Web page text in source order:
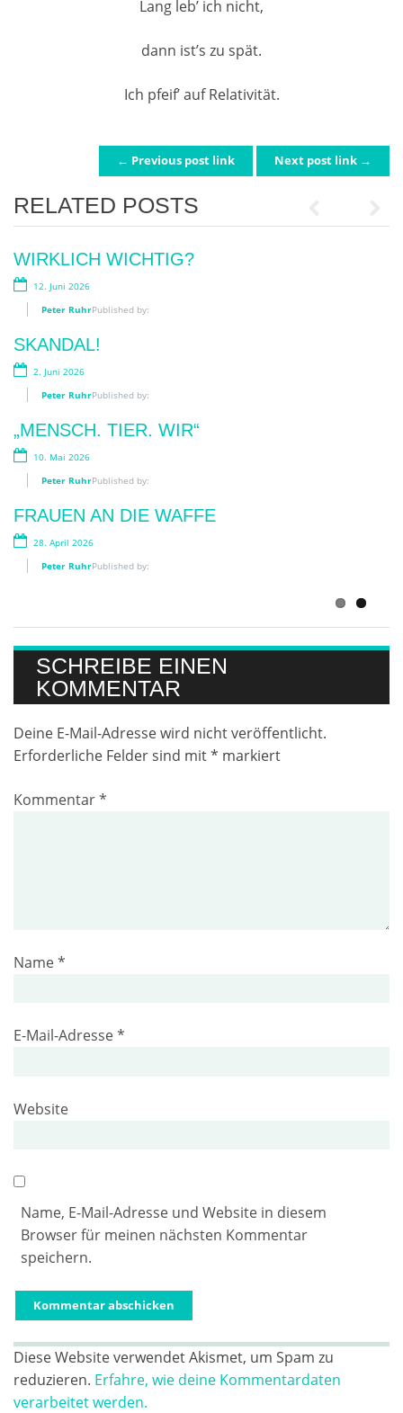
Lang leb’ ich nicht,
dann ist’s zu spät.
Ich pfeif’ auf Relativität.
POST NAVIGATION
← Previous post link Next post link →
RELATED POSTS
GEBEN IST SELIGER ALS NEHMEN!
7. August 2026
Published by:
Peter Ruhr
„BIMBI EDUCATI“!
29. Juli 2026
Published by:
Peter Ruhr
BLUMENZAUBER AN DER OOS:
BLOOM-APP? BLOOM UP!
LESEN IM SCHATTEN
WIRKLICH WICHTIG?
12. Juni 2026
Published by:
Peter Ruhr
SKANDAL!
2. Juni 2026
Published by:
Peter Ruhr
„MENSCH. TIER. WIR“
10. Mai 2026
Published by:
Peter Ruhr
FRAUEN AN DIE WAFFE
28. April 2026
Published by:
Peter Ruhr
SCHREIBE EINEN
KOMMENTAR
Deine E-Mail-Adresse wird nicht veröffentlicht.
Erforderliche Felder sind mit* markiert
Kommentar*
Name*
E-Mail-Adresse*
Website
Name, E-Mail-Adresse und Website in diesem
Browser für meinen nächsten Kommentar
speichern.
Diese Website verwendet Akismet, um Spam zu
reduzieren. Erfahre, wie deine Kommentardaten
verarbeitet werden.